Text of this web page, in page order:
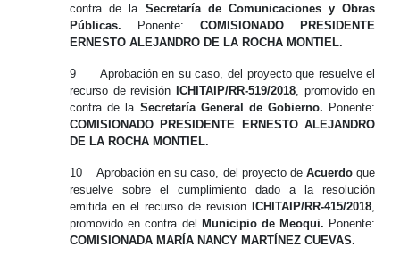
contrade la Secretaría de Comunicaciones y Obras
Públicas. Ponente:COMISIONADO PRESIDENTE
ERNESTO ALEJANDRO DE LA ROCHA MONTIEL.
9 Aprobaciónen su caso,del proyecto que resuelve el
recurso de revisión ICHITAIP/RR-519/2018, promovido en
contrade la Secretaría General de Gobierno. Ponente:
COMISIONADO PRESIDENTE ERNESTO ALEJANDRO
DE LA ROCHA MONTIEL.
10 Aprobación en su caso, del proyecto deAcuerdoque
resuelve sobre el cumplimiento dado a la resolución
emitida en el recurso de revisión ICHITAIP/RR-415/2018,
promovido en contra del Municipio de Meoqui. Ponente:
COMISIONADA MARÍA NANCY MARTÍNEZ CUEVAS.